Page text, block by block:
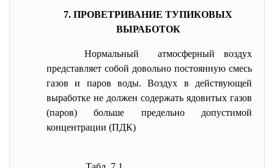
7. ПРОВЕТРИВАНИЕ ТУПИКОВЫХ
ВЫРАБОТОК
Нормальный атмосферный воздух
представляет собой довольно постоянную смесь
газов и паров воды. Воздух в действующей
выработке не должен содержать ядовитых газов
(паров) больше предельно допустимой
концентрации (ПДК)